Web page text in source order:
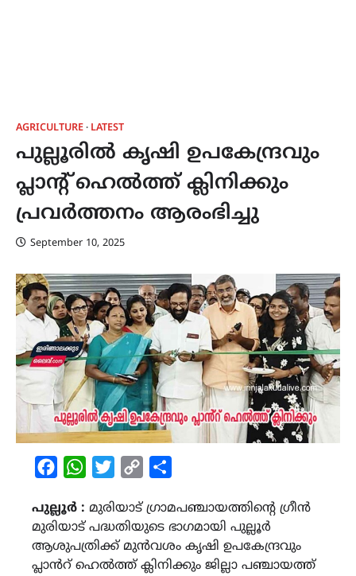
AGRICULTURE LATEST
പുല്ലൂരിൽ കൃഷി ഉപകേന്ദ്രവും
പ്ലാൻ്റ് ഹെൽത്ത് ക്ലിനിക്കും
പ്രവർത്തനം ആരംഭിച്ചു
September 10, 2025
FacebookWhatsAppTwitterCopy
പുല്ലൂർ : മുരിയാട് ഗ്രാമപഞ്ചായത്തിന്റെ ഗ്രീൻ
മുരിയാട് പദ്ധതിയുടെ ഭാഗമായി പുല്ലൂർ
ആശുപത്രിക്ക് മുൻവശം കൃഷി ഉപകേന്ദ്രവും
പ്ലാൻറ് ഹെൽത്ത് ക്ലിനിക്കും ജില്ലാ പഞ്ചായത്ത്